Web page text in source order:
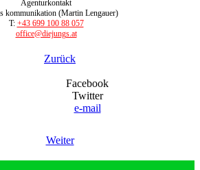
Agenturkontakt
kommunikation (Martin Lengauer)
T: +43 699 100 88 057
office@diejungs.at
Zurück
Facebook
Twitter
e-mail
Weiter